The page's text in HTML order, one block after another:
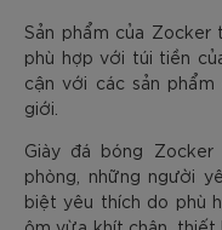
Sản phẩm của Zocker
phù hợp với túi tiền
cận với các sản
giới.
Giày đá bóng Zocker
phòng, những người
biệt yêu thích do phù